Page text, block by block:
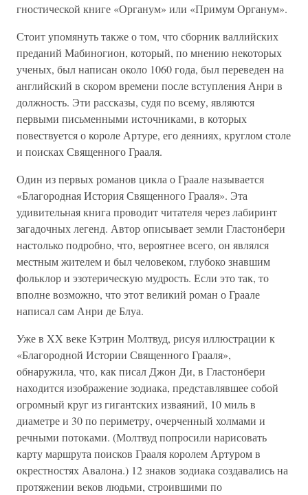
гностической книге «Органум» или «Примум Органум».
Стоит упомянуть также о том, что сборник валлийских
преданий Мабиногион, который, по мнению некоторых
ученых, был написан около 1060 года, был переведен на
английский в скором времени после вступления Анри в
должность. Эти рассказы, судя по всему, являются
первыми письменными источниками, в которых
повествуется о короле Артуре, его деяниях, круглом столе
и поисках Священного Грааля.
Один из первых романов цикла о Граале называется
«Благородная История Священного Грааля». Эта
удивительная книга проводит читателя через лабиринт
загадочных легенд. Автор описывает земли Гластонбери
настолько подробно, что, вероятнее всего, он являлся
местным жителем и был человеком, глубоко знавшим
фольклор и эзотерическую мудрость. Если это так, то
вполне возможно, что этот великий роман о Граале
написал сам Анри де Блуа.
Уже в XX веке Кэтрин Молтвуд, рисуя иллюстрации к
«Благородной Истории Священного Грааля»,
обнаружила, что, как писал Джон Ди, в Гластонбери
находится изображение зодиака, представлявшее собой
огромный круг из гигантских изваяний, 10 миль в
диаметре и 30 по периметру, очерченный холмами и
речными потоками. (Молтвуд попросили нарисовать
карту маршрута поисков Грааля королем Артуром в
окрестностях Авалона.) 12 знаков зодиака создавались на
протяжении веков людьми, строившими по